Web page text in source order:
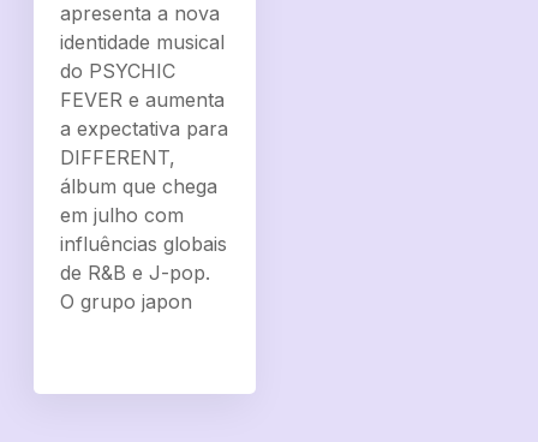
apresenta a nova
identidade musical
do PSYCHIC
FEVER e aumenta
a expectativa para
DIFFERENT,
álbum que chega
em julho com
influências globais
de R&B e J-pop.
O grupo japon